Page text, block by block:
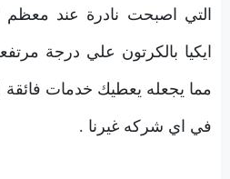
التي اصبحت نادرة عند معظم
ايكيا بالكرتون علي درجة
مما يجعله يعطيك خدمات فائقة
في اي شركه غيرنا .